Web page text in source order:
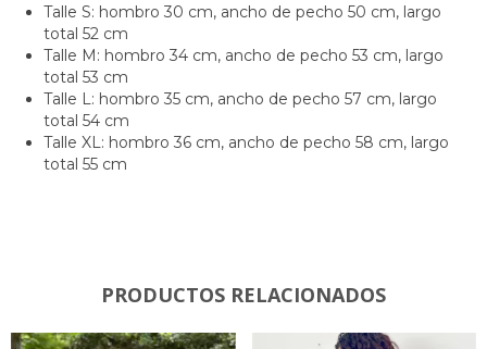
Talle S: hombro 30 cm, ancho de pecho 50 cm, largo
total 52 cm
Talle M: hombro 34 cm, ancho de pecho 53 cm, largo
total 53 cm
Talle L: hombro 35 cm, ancho de pecho 57 cm, largo
total 54 cm
Talle XL: hombro 36 cm, ancho de pecho 58 cm, largo
total 55 cm
PRODUCTOS RELACIONADOS